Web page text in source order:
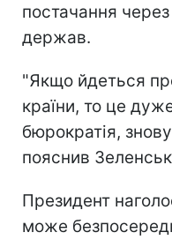
постачання
держав.
"Якщо йдеться
країни, то це
бюрократія,
пояснив
Президент
може